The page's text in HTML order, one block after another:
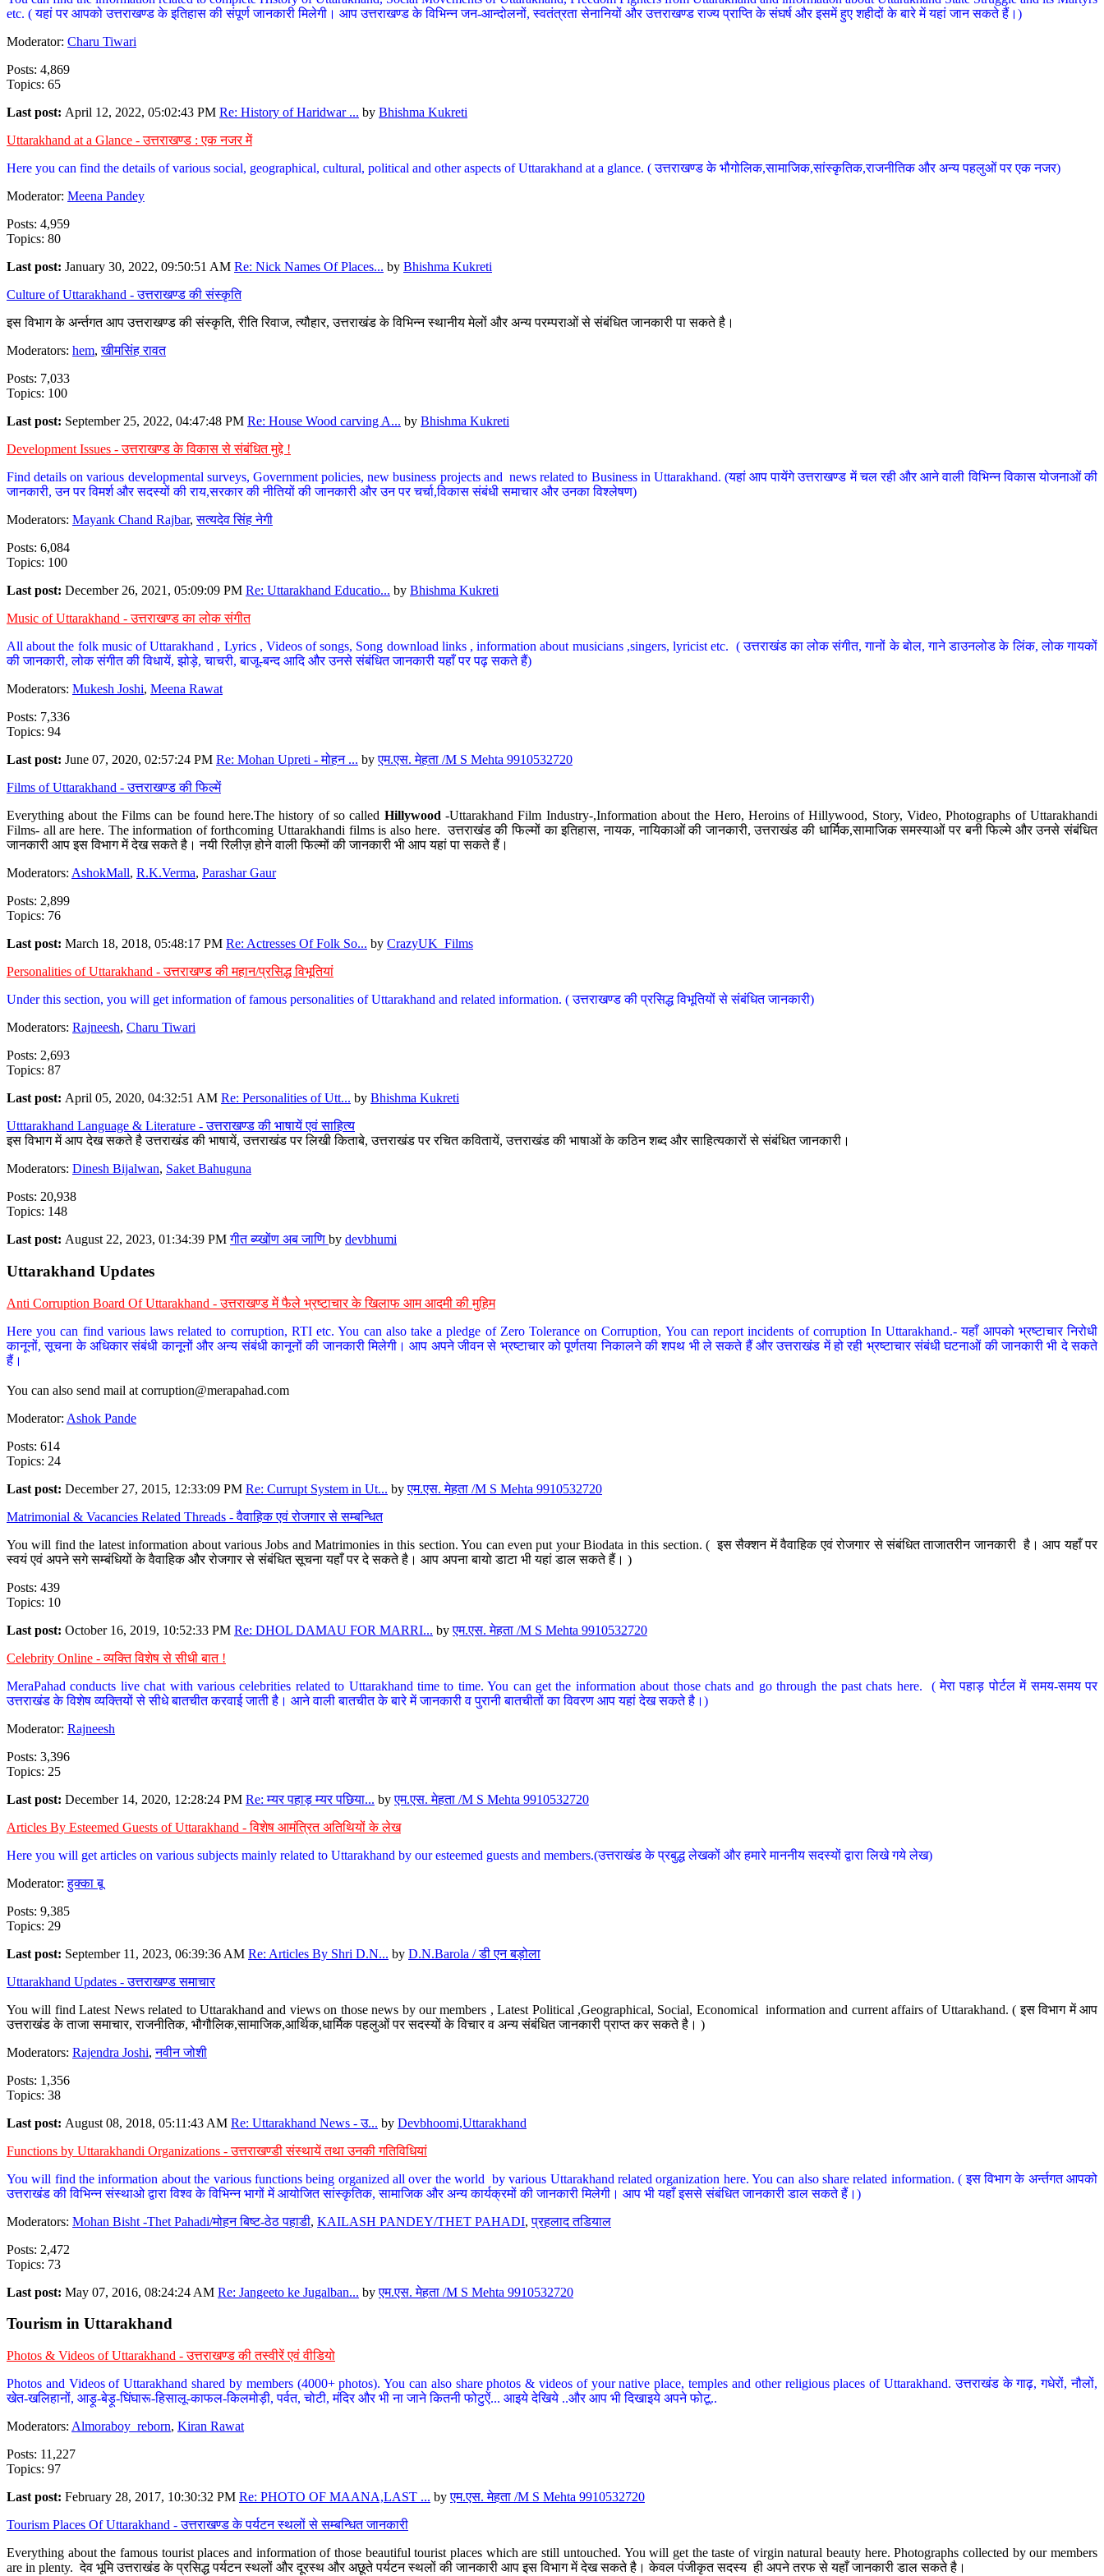
etc. ( यहां पर आपको उत्तराखण्ड के इतिहास की संपूर्ण जानकारी मिलेगी। आप उत्तराखण्ड के विभिन्न जन-आन्दोलनों, स्वतंत्रता सेनानियों और उत्तराखण्ड राज्य प्राप्ति के संघर्ष और इसमें हुए शहीदों के बारे में यहां जान सकते हैं।)
Moderator: Charu Tiwari
Posts: 4,869
Topics: 65
Last post: April 12, 2022, 05:02:43 PM Re: History of Haridwar ... by Bhishma Kukreti
Uttarakhand at a Glance - उत्तराखण्ड : एक नजर में
Here you can find the details of various social, geographical, cultural, political and other aspects of Uttarakhand at a glance. ( उत्तराखण्ड के भौगोलिक,सामाजिक,सांस्कृतिक,राजनीतिक और अन्य पहलुओं पर एक नजर)
Moderator: Meena Pandey
Posts: 4,959
Topics: 80
Last post: January 30, 2022, 09:50:51 AM Re: Nick Names Of Places... by Bhishma Kukreti
Culture of Uttarakhand - उत्तराखण्ड की संस्कृति
इस विभाग के अर्न्तगत आप उत्तराखण्ड की संस्कृति, रीति रिवाज, त्यौहार, उत्तराखंड के विभिन्न स्थानीय मेलों और अन्य परम्पराओं से संबंधित जानकारी पा सकते है।
Moderators: hem,खीमसिंह रावत
Posts: 7,033
Topics: 100
Last post: September 25, 2022, 04:47:48 PM Re: House Wood carving A... by Bhishma Kukreti
Development Issues - उत्तराखण्ड के विकास से संबंधित मुद्दे !
Find details on various developmental surveys, Government policies, new business projects and news related to Business in Uttarakhand. (यहां आप पायेंगे उत्तराखण्ड में चल रही और आने वाली विभिन्न विकास योजनाओं की
जानकारी, उन पर विमर्श और सदस्यों की राय,सरकार की नीतियों की जानकारी और उन पर चर्चा,विकास संबंधी समाचार और उनका विश्लेषण)
Moderators: Mayank Chand Rajbar,सत्यदेव सिंह नेगी
Posts: 6,084
Topics: 100
Last post: December 26, 2021, 05:09:09 PM Re: Uttarakhand Educatio... by Bhishma Kukreti
Music of Uttarakhand - उत्तराखण्ड का लोक संगीत
All about the folk music of Uttarakhand , Lyrics , Videos of songs, Song download links , information about musicians ,singers, lyricist etc. ( उत्तराखंड का लोक संगीत, गानों के बोल, गाने डाउनलोड के लिंक, लोक गायकों
की जानकारी, लोक संगीत की विधायें, झोड़े, चाचरी, बाजू-बन्द आदि और उनसे संबंधित जानकारी यहाँ पर पढ़ सकते हैं)
Moderators: Mukesh Joshi, Meena Rawat
Posts: 7,336
Topics: 94
Last post: June 07, 2020, 02:57:24 PM Re: Mohan Upreti - मोहन ... byएम.एस. मेहता /M S Mehta 9910532720
Films of Uttarakhand - उत्तराखण्ड की फिल्में
Everything about the Films can be found here.The history of so called Hillywood-Uttarakhand Film Industry-,Information about the Hero, Heroins of Hillywood, Story, Video, Photographs of Uttarakhandi
Films- all are here. The information of forthcoming Uttarakhandi films is also here. उत्तराखंड की फिल्मों का इतिहास, नायक, नायिकाओं की जानकारी, उत्तराखंड की धार्मिक,सामाजिक समस्याओं पर बनी फिल्मे और उनसे संबंधित
जानकारी आप इस विभाग में देख सकते है। नयी रिलीज़ होने वाली फिल्मों की जानकारी भी आप यहां पा सकते हैं।
Moderators: AshokMall, R.K.Verma, Parashar Gaur
Posts: 2,899
Topics: 76
Last post: March 18, 2018, 05:48:17 PM Re: Actresses Of Folk So... by CrazyUK_Films
Personalities of Uttarakhand - उत्तराखण्ड की महान/प्रसिद्ध विभूतियां
Under this section, you will get information of famous personalities of Uttarakhand and related information. ( उत्तराखण्ड की प्रसिद्ध विभूतियों से संबंधित जानकारी)
Moderators: Rajneesh, Charu Tiwari
Posts: 2,693
Topics: 87
Last post: April 05, 2020, 04:32:51 AM Re: Personalities of Utt... by Bhishma Kukreti
Utttarakhand Language & Literature - उत्तराखण्ड की भाषायें एवं साहित्य
इस विभाग में आप देख सकते है उत्तराखंड की भाषायें, उत्तराखंड पर लिखी किताबे, उत्तराखंड पर रचित कवितायें, उत्तराखंड की भाषाओं के कठिन शब्द और साहित्यकारों से संबंधित जानकारी।
Moderators: Dinesh Bijalwan, Saket Bahuguna
Posts: 20,938
Topics: 148
Last post: August 22, 2023, 01:34:39 PMगीत ब्य्खोंण अब जाणि by devbhumi
Uttarakhand Updates
Anti Corruption Board Of Uttarakhand - उत्तराखण्ड में फैले भ्रष्टाचार के खिलाफ आम आदमी की मुहिम
Here you can find various laws related to corruption, RTI etc. You can also take a pledge of Zero Tolerance on Corruption, You can report incidents of corruption In Uttarakhand.- यहाँ आपको भ्रष्टाचार निरोधी
कानूनों, सूचना के अधिकार संबंधी कानूनों और अन्य संबंधी कानूनों की जानकारी मिलेगी। आप अपने जीवन से भ्रष्टाचार को पूर्णतया निकालने की शपथ भी ले सकते हैं और उत्तराखंड में हो रही भ्रष्टाचार संबंधी घटनाओं की जानकारी भी दे सकते
हैं।
You can also send mail at corruption@merapahad.com
Moderator: Ashok Pande
Posts: 614
Topics: 24
Last post: December 27, 2015, 12:33:09 PM Re: Currupt System in Ut... byएम.एस. मेहता /M S Mehta 9910532720
Matrimonial & Vacancies Related Threads - वैवाहिक एवं रोजगार से सम्बन्धित
You will find the latest information about various Jobs and Matrimonies in this section. You can even put your Biodata in this section. ( इस सैक्शन में वैवाहिक एवं रोजगार से संबंधित ताजातरीन जानकारी है। आप यहाँ पर
स्वयं एवं अपने सगे सम्बंधियों के वैवाहिक और रोजगार से संबंधित सूचना यहाँ पर दे सकते है। आप अपना बायो डाटा भी यहां डाल सकते हैं। )
Posts: 439
Topics: 10
Last post: October 16, 2019, 10:52:33 PM Re: DHOL DAMAU FOR MARRI... byएम.एस. मेहता /M S Mehta 9910532720
Celebrity Online - व्यक्ति विशेष से सीधी बात !
MeraPahad conducts live chat with various celebrities related to Uttarakhand time to time. You can get the information about those chats and go through the past chats here. ( मेरा पहाड़ पोर्टल में समय-समय पर
उत्तराखंड के विशेष व्यक्तियों से सीधे बातचीत करवाई जाती है। आने वाली बातचीत के बारे में जानकारी व पुरानी बातचीतों का विवरण आप यहां देख सकते है।)
Moderator: Rajneesh
Posts: 3,396
Topics: 25
Last post: December 14, 2020, 12:28:24 PM Re: म्यर पहाड़ म्यर पछिया... byएम.एस. मेहता /M S Mehta 9910532720
Articles By Esteemed Guests of Uttarakhand - विशेष आमंत्रित अतिथियों के लेख
Here you will get articles on various subjects mainly related to Uttarakhand by our esteemed guests and members.(उत्तराखंड के प्रबुद्ध लेखकों और हमारे माननीय सदस्यों द्वारा लिखे गये लेख)
Moderator:हुक्का बू
Posts: 9,385
Topics: 29
Last post: September 11, 2023, 06:39:36 AM Re: Articles By Shri D.N... by D.N.Barola / डी एन बड़ोला
Uttarakhand Updates - उत्तराखण्ड समाचार
You will find Latest News related to Uttarakhand and views on those news by our members , Latest Political ,Geographical, Social, Economical information and current affairs of Uttarakhand. ( इस विभाग में आप
उत्तराखंड के ताजा समाचार, राजनीतिक, भौगौलिक,सामाजिक,आर्थिक,धार्मिक पहलुओं पर सदस्यों के विचार व अन्य संबंधित जानकारी प्राप्त कर सकते है। )
Moderators: Rajendra Joshi,नवीन जोशी
Posts: 1,356
Topics: 38
Last post: August 08, 2018, 05:11:43 AM Re: Uttarakhand News - उ... by Devbhoomi,Uttarakhand
Functions by Uttarakhandi Organizations - उत्तराखण्डी संस्थायें तथा उनकी गतिविधियां
You will find the information about the various functions being organized all over the world by various Uttarakhand related organization here. You can also share related information. ( इस विभाग के अर्न्तगत आपको
उत्तराखंड की विभिन्न संस्थाओ द्वारा विश्व के विभिन्न भागों में आयोजित सांस्कृतिक, सामाजिक और अन्य कार्यक्रमों की जानकारी मिलेगी। आप भी यहाँ इससे संबंधित जानकारी डाल सकते हैं।)
Moderators: Mohan Bisht -Thet Pahadi/मोहन बिष्ट-ठेठ पहाडी, KAILASH PANDEY/THET PAHADI,प्रहलाद तडियाल
Posts: 2,472
Topics: 73
Last post: May 07, 2016, 08:24:24 AM Re: Jangeeto ke Jugalban... byएम.एस. मेहता /M S Mehta 9910532720
Tourism in Uttarakhand
Photos & Videos of Uttarakhand - उत्तराखण्ड की तस्वीरें एवं वीडियो
Photos and Videos of Uttarakhand shared by members (4000+ photos). You can also share photos & videos of your native place, temples and other religious places of Uttarakhand. उत्तराखंड के गाढ़, गधेरों, नौलों,
खेत-खलिहानों, आड़ू-बेड़ू-घिंघारू-हिसालू-काफल-किलमोड़ी, पर्वत, चोटी, मंदिर और भी ना जाने कितनी फोटुऐं... आइये देखिये ..और आप भी दिखाइये अपने फोटू..
Moderators: Almoraboy_reborn, Kiran Rawat
Posts: 11,227
Topics: 97
Last post: February 28, 2017, 10:30:32 PM Re: PHOTO OF MAANA,LAST ... byएम.एस. मेहता /M S Mehta 9910532720
Tourism Places Of Uttarakhand - उत्तराखण्ड के पर्यटन स्थलों से सम्बन्धित जानकारी
Everything about the famous tourist places and information of those beautiful tourist places which are still untouched. You will get the taste of virgin natural beauty here. Photographs collected by our members
are in plenty. देव भूमि उत्तराखंड के प्रसिद्ध पर्यटन स्थलों और दूरस्थ और अछूते पर्यटन स्थलों की जानकारी आप इस विभाग में देख सकते है। केवल पंजीकृत सदस्य ही अपने तरफ से यहाँ जानकारी डाल सकते है।